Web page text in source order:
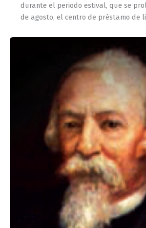
durante el periodo estival, que se
de agosto, el centro de préstamo de